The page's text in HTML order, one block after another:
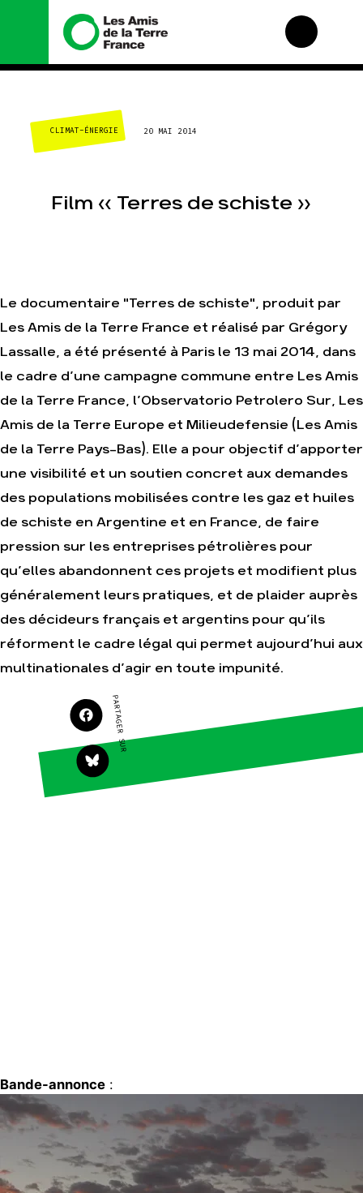
Nous connaître
Histoire
Valeurs
Nos alliés
Je soutiens les Amis
de la Terre
Mode : une tendance
Agir
terrain
Agir au quotidien
Soutenir les
campagnes
Transmettre tout ou
partie de son
patrimoine
Télécharger
gratuitement les
guides éco-citoyens
Nos thématiques
Climat – Énergie
Multinationales
Actualités
Espace presse
Publications
Contact
Groupes
CLIMAT-ÉNERGIE 20 MAI 2014
Film « Terres de schiste »
Le documentaire "Terres de schiste", produit par
Les Amis de la Terre France et réalisé par Grégory
Lassalle, a été présenté à Paris le 13 mai 2014, dans
le cadre d’une campagne commune entre Les Amis
de la Terre France, l’Observatorio Petrolero Sur, Les
Amis de la Terre Europe et Milieudefensie (Les Amis
de la Terre Pays-Bas). Elle a pour objectif d’apporter
une visibilité et un soutien concret aux demandes
des populations mobilisées contre les gaz et huiles
de schiste en Argentine et en France, de faire
pression sur les entreprises pétrolières pour
qu’elles abandonnent ces projets et modifient plus
généralement leurs pratiques, et de plaider auprès
des décideurs français et argentins pour qu’ils
réforment le cadre légal qui permet aujourd’hui aux
multinationales d’agir en toute impunité.
PARTAGER SUR
Bande-annonce :